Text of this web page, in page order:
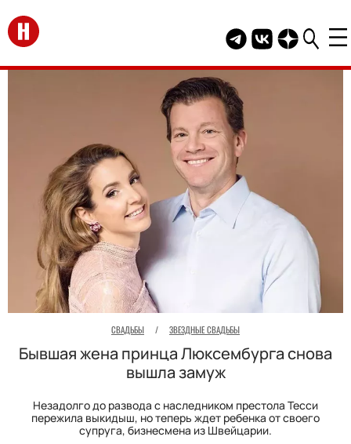
Перейти на главную
Telegram канал
Группа HELLO
Канал
СВАДЬБЫ / ЗВЕЗДНЫЕ СВАДЬБЫ
Бывшая жена принца Люксембурга снова
вышла замуж
Незадолго до развода с наследником престола Тесси
пережила выкидыш, но теперь ждет ребенка от своего
супруга, бизнесмена из Швейцарии.